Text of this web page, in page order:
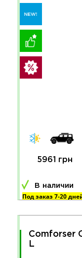
5961 грн
В наличии
Под заказ 7-20
Comforser
L